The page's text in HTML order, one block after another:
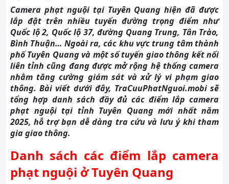
Camera phạt nguội tại Tuyên Quang hiện đã được
lắp đặt trên nhiều tuyến đường trọng điểm như
Quốc lộ 2, Quốc lộ 37, đường Quang Trung, Tân Trào,
Bình Thuận… Ngoài ra, các khu vực trung tâm thành
phố Tuyên Quang và một số tuyến giao thông kết nối
liên tỉnh cũng đang được mở rộng hệ thống camera
nhằm tăng cường giám sát và xử lý vi phạm giao
thông. Bài viết dưới đây, TraCuuPhatNguoi.mobi sẽ
tổng hợp danh sách đầy đủ các điểm lắp camera
phạt nguội tại tỉnh Tuyên Quang mới nhất năm
2025, hỗ trợ bạn dễ dàng tra cứu và lưu ý khi tham
gia giao thông.
Danh sách các điểm lắp camera
phạt nguội ở Tuyên Quang